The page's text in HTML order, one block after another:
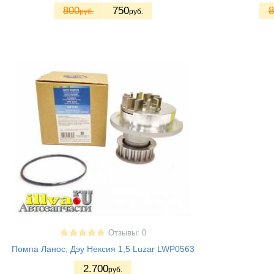
800руб. 750руб.
Отзывы: 0
Помпа Ланос, Дэу Нексия 1,5 Luzar LWP0563
2.700руб.